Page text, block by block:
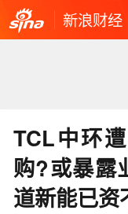
新浪财经
TCL中环
购?或暴露
道新能已资